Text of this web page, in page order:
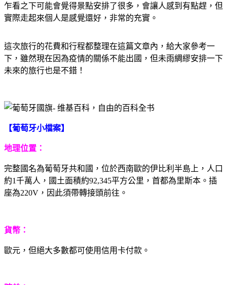
乍看之下可能會覺得景點安排了很多，會讓人感到有點趕，但
實際走起來個人是感覺還好，非常的充實。
這次旅行的花費和行程都整理在這篇文章內，給大家參考一
下，雖然現在因為疫情的關係不能出國，但未雨綢繆安排一下
未來的旅行也是不錯！
【葡萄牙小檔案】
地理位置：
完整國名為葡萄牙共和國，位於西南歐的伊比利半島上，人口
約1千萬人，國土面積約92,345平方公里，首都為里斯本。插
座為220V，因此須帶轉接頭前往。
貨幣：
歐元，但絕大多數都可使用信用卡付款。